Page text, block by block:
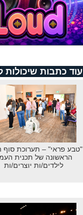
עוד כתבות שיכולות
"טבע פראי" – תערוכת סוף
הראשונה של תכנית
לילדים/ות יוצרים/ות